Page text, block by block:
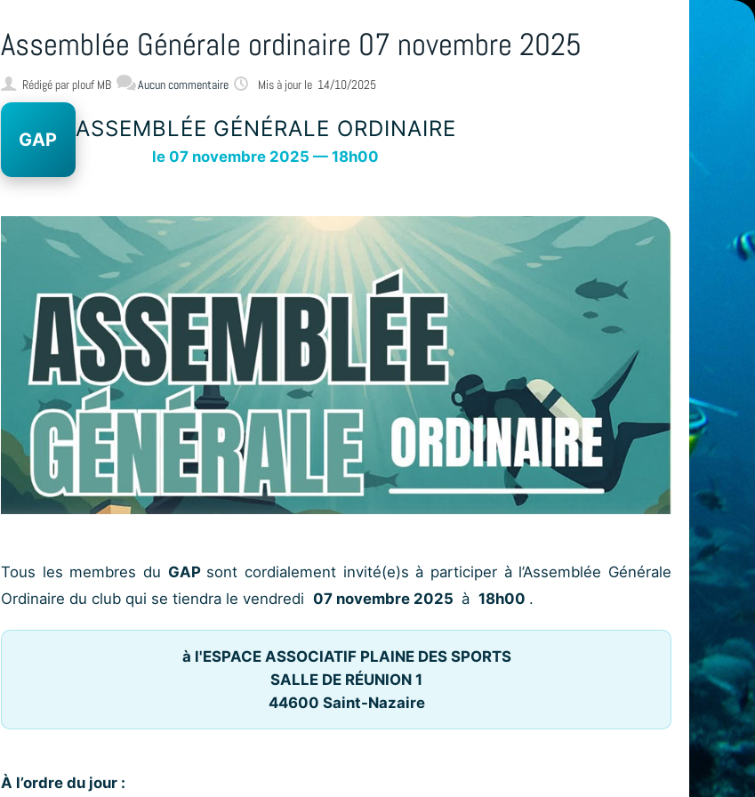
Assemblée Générale ordinaire 07 novembre 2025
Rédigé parplouf MB Aucun commentaire Mis à jour le 14/10/2025
GAP ASSEMBLÉE GÉNÉRALE ORDINAIRE
le 07 novembre 2025 — 18h00
Tous les membres du GAP sont cordialement invité(e)s à participer à l’Assemblée Générale
Ordinaire du club qui se tiendra le vendredi 07 novembre 2025 à 18h00 .
à l'ESPACE ASSOCIATIF PLAINE DES SPORTS
SALLE DE RÉUNION 1
44600 Saint-Nazaire
À l’ordre du jour :